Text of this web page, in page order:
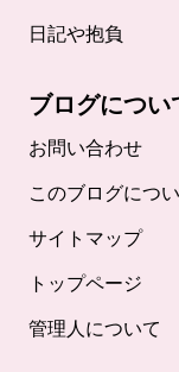
日記や抱負
ブログについ
お問い合わせ
このブログにつ
サイトマップ
トップページ
管理人について